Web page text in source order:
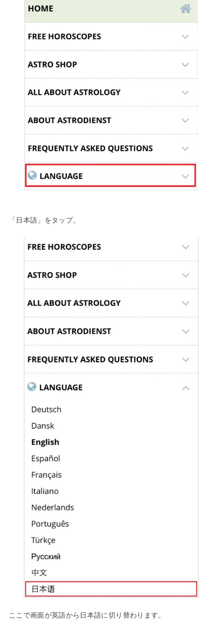
「日本語」をタップ。
ここで画面が英語から日本語に切り替わります。